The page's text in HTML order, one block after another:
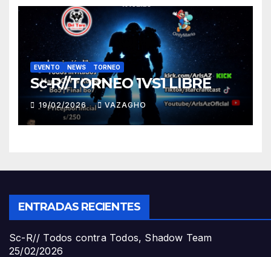
EVENTO NEWS TORNEO
Sc-R//TORNEO 1VS1 LIBRE
19/02/2026 VAZAGHO
ENTRADAS RECIENTES
Sc-R// Todos contra Todos, Shadow Team
25/02/2026